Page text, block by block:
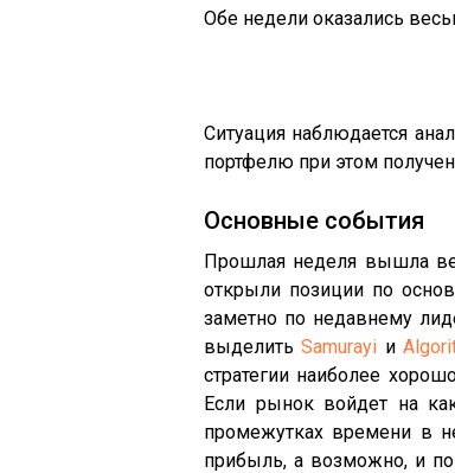
Обе недели оказались
Ситуация наблюдается
портфелю при этом
Основные события
Прошлая неделя вышла
открыли позиции по
заметно по недавнему
выделитьSamurayi и
стратегии наиболее
Если рынок войдет на
промежутках времени в
прибыль, а возможно, и